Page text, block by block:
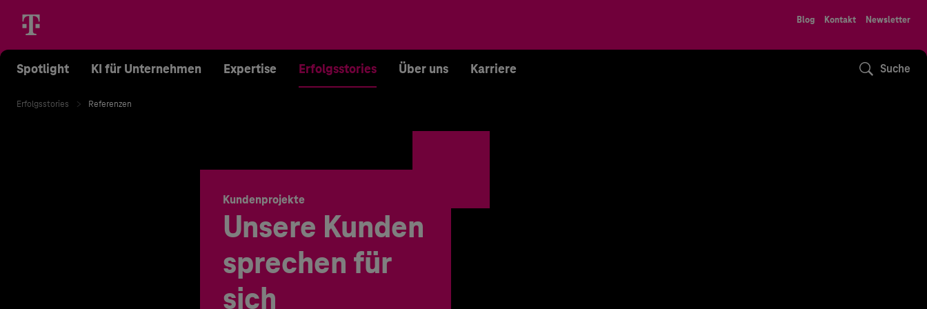
Blog Kontakt Newsletter
Spotlight KI für Unternehmen Expertise Erfolgsstories Über uns Karriere Suche
Erfolgsstories Referenzen
Kundenprojekte
Unsere Kunden
sprechen für
sich